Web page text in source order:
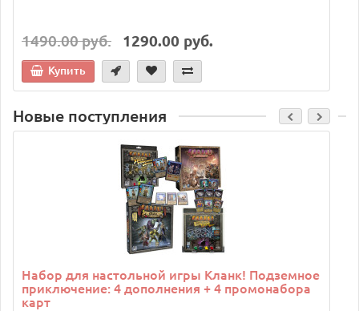
1490.00 руб. 1290.00 руб.
Купить
Новые поступления
Набор для настольной игры Кланк! Подземное
приключение: 4 дополнения + 4 промонабора
карт